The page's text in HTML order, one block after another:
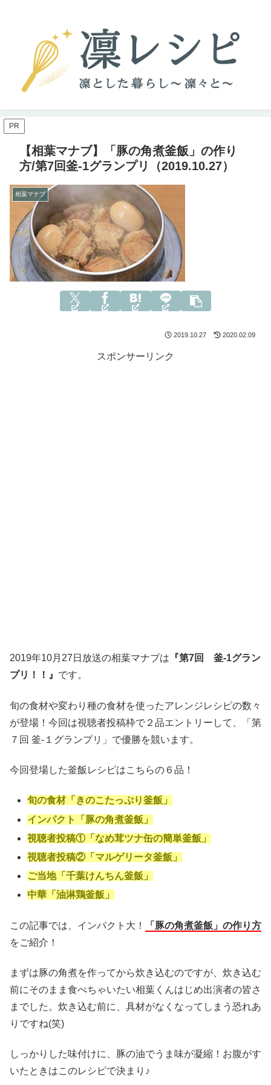
PR
【相葉マナブ】「豚の角煮釜飯」の作り
方/第7回釜-1グランプリ（2019.10.27）
相葉マナブ
2019.10.27 2020.02.09
スポンサーリンク
2019年10月27日放送の相葉マナブは 『第7回 釜-1グラン
プリ！！』 です。
旬の食材や変わり種の食材を使ったアレンジレシピの数々
が登場！今回は視聴者投稿枠で２品エントリーして、「第
７回 釜-１グランプリ」で優勝を競います。
今回登場した釜飯レシピはこちらの６品！
旬の食材「きのこたっぷり釜飯」
インパクト「豚の角煮釜飯」
視聴者投稿①「なめ茸ツナ缶の簡単釜飯」
視聴者投稿②「マルゲリータ釜飯」
ご当地「千葉けんちん釜飯」
中華「油淋鶏釜飯」
この記事では、インパクト大！
「豚の角煮釜飯」の作り方
をご紹介！
まずは豚の角煮を作ってから炊き込むのですが、炊き込む
前にそのまま食べちゃいたい相葉くんはじめ出演者の皆さ
までした。炊き込む前に、具材がなくなってしまう恐れあ
りですね(笑)
しっかりした味付けに、豚の油でうま味が凝縮！お腹がす
いたときはこのレシピで決まり♪